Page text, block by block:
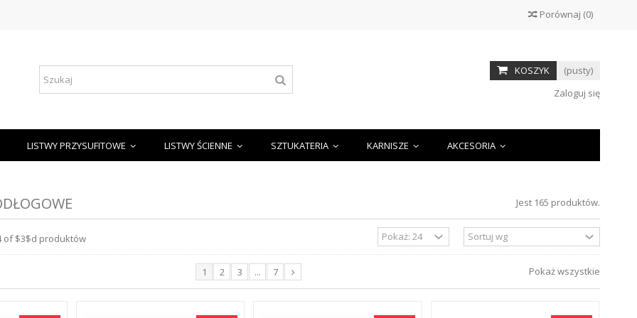
Porównaj (0)
KOSZYK
(pusty)
Zaloguj się
LISTWY PRZYSUFITOWE LISTWY ŚCIENNE SZTUKATERIA KARNISZE AKCESORIA
Jest 165 produktów.
of $3$d produktów
Pokaż wszystkie
1 2 3 ... 7